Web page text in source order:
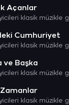
Açanlar
Cumhuriyet
ve Başka
Zamanlar